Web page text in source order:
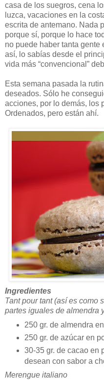
casa de los suegros, cena
luzca, vacaciones en la
escrita de antemano. Nada
porque sí, porque lo hace
no puede haber tanta
así, lo sabías desde el
vida más “convencional”
Esta semana pasada la
deseados. Sólo he
acciones, por lo demás, los
Ordenados, pero están ahí.
Ingredientes
Tant pour tant (así es como
partes iguales de almendra
250 gr. de almendra
250 gr. de azúcar en
30-35 gr. de cacao en
desean con sabor a
Merengue italiano